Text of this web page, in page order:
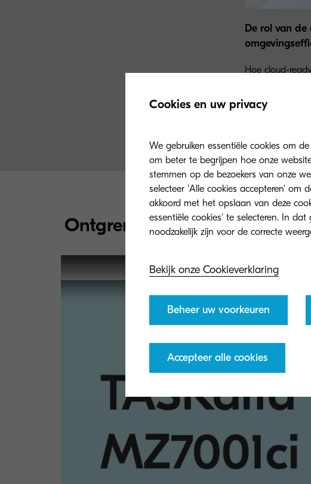
De rol van de
Hoe cloud-
Ontgrendel de kracht van
Cookies en uw privacy
We gebruiken essentiële cookies om
om beter te begrijpen hoe onze
stemmen op de bezoekers van onze
selecteer 'Alle cookies accepteren' om
akkoord met het opslaan van deze
essentiële cookies' te selecteren. In
Bekijk onze Cookieverklaring
Beheer uw voorkeuren
Accepteer alle cookies